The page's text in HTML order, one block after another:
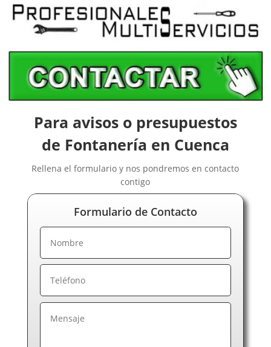
Para avisos o presupuestos
de Fontanería en Cuenca
Rellena el formulario y nos pondremos en contacto
contigo
Formulario de Contacto